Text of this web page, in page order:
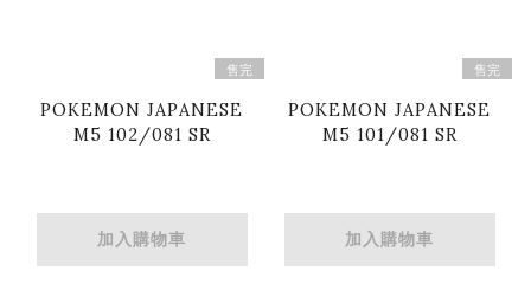
售完
POKEMON JAPANESE
M5 102/081 SR
加入購物車
售完
POKEMON JAPANESE
M5 101/081 SR
加入購物車